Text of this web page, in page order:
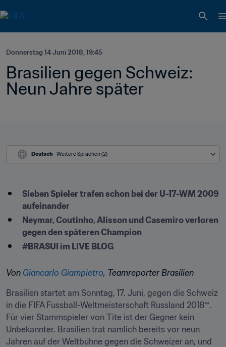
Donnerstag 14 Juni 2018, 19:45
Brasilien gegen Schweiz:
Neun Jahre später
Deutsch - Weitere Sprachen (2)
Sieben Spieler trafen schon bei der U-17-WM 2009
aufeinander
Neymar, Coutinho, Alisson und Casemiro verloren
gegen den späteren Champion
#BRASUI im LIVE BLOG
Von Giancarlo Giampietro, Teamreporter Brasilien
Brasilien startet am Sonntag, 17. Juni, gegen die Schweiz
in die FIFA Fussball-Weltmeisterschaft Russland 2018™.
Für vier Stammspieler von Tite ist der Gegner kein
Unbekannter. Brasilien trat nämlich bereits vor neun
Jahren auf der Weltbühne gegen die Schweizer an, und